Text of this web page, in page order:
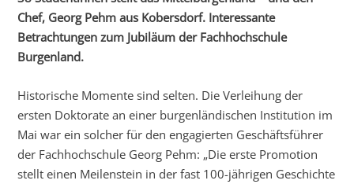
Chef, Georg Pehm aus Kobersdorf. Interessante
Betrachtungen zum Jubiläum der Fachhochschule
Burgenland.
Historische Momente sind selten. Die Verleihung der
ersten Doktorate an einer burgenländischen Institution im
Mai war ein solcher für den engagierten Geschäftsführer
der Fachhochschule Georg Pehm: „Die erste Promotion
stellt einen Meilenstein in der fast 100-jährigen Geschichte